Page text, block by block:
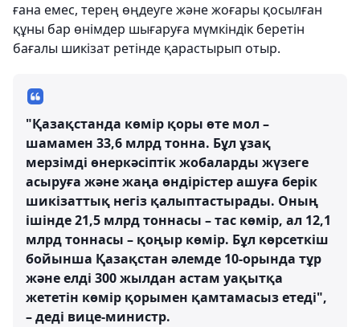
ғана емес, терең өңдеуге және жоғары қосылған
құны бар өнімдер шығаруға мүмкіндік беретін
бағалы шикізат ретінде қарастырып отыр.
"Қазақстанда көмір қоры өте мол –
шамамен 33,6 млрд тонна. Бұл ұзақ
мерзімді өнеркәсіптік жобаларды жүзеге
асыруға және жаңа өндірістер ашуға берік
шикізаттық негіз қалыптастырады. Оның
ішінде 21,5 млрд тоннасы – тас көмір, ал 12,1
млрд тоннасы – қоңыр көмір. Бұл көрсеткіш
бойынша Қазақстан әлемде 10-орында тұр
және елді 300 жылдан астам уақытқа
жететін көмір қорымен қамтамасыз етеді",
– деді вице-министр.